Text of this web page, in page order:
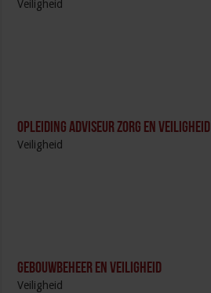
Veiligheid
Opleiding Adviseur zorg en veiligheid
Veiligheid
Gebouwbeheer en veiligheid
Veiligheid